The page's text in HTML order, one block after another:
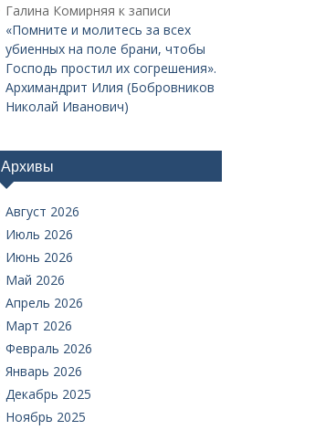
Галина Комирняя к записи
«Помните и молитесь за всех
убиенных на поле брани, чтобы
Господь простил их согрешения».
Архимандрит Илия (Бобровников
Николай Иванович)
Архивы
Август 2026
Июль 2026
Июнь 2026
Май 2026
Апрель 2026
Март 2026
Февраль 2026
Январь 2026
Декабрь 2025
Ноябрь 2025